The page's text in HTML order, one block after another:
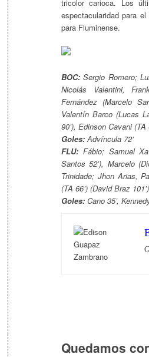
tricolor carioca. Los
espectacularidad para
para Fluminense.
BOC: Sergio Romero;
Nicolás Valentini,
Fernández (Marcelo
Valentín Barco (Lucas
90’), Edinson Cavani (TA
Goles:Advíncula 72’
FLU: Fábio; Samuel
Santos 52’), Marcelo
Trinidade; Jhon Arias,
(TA 66’) (David Braz
Goles: Cano 35’,
Quedamos